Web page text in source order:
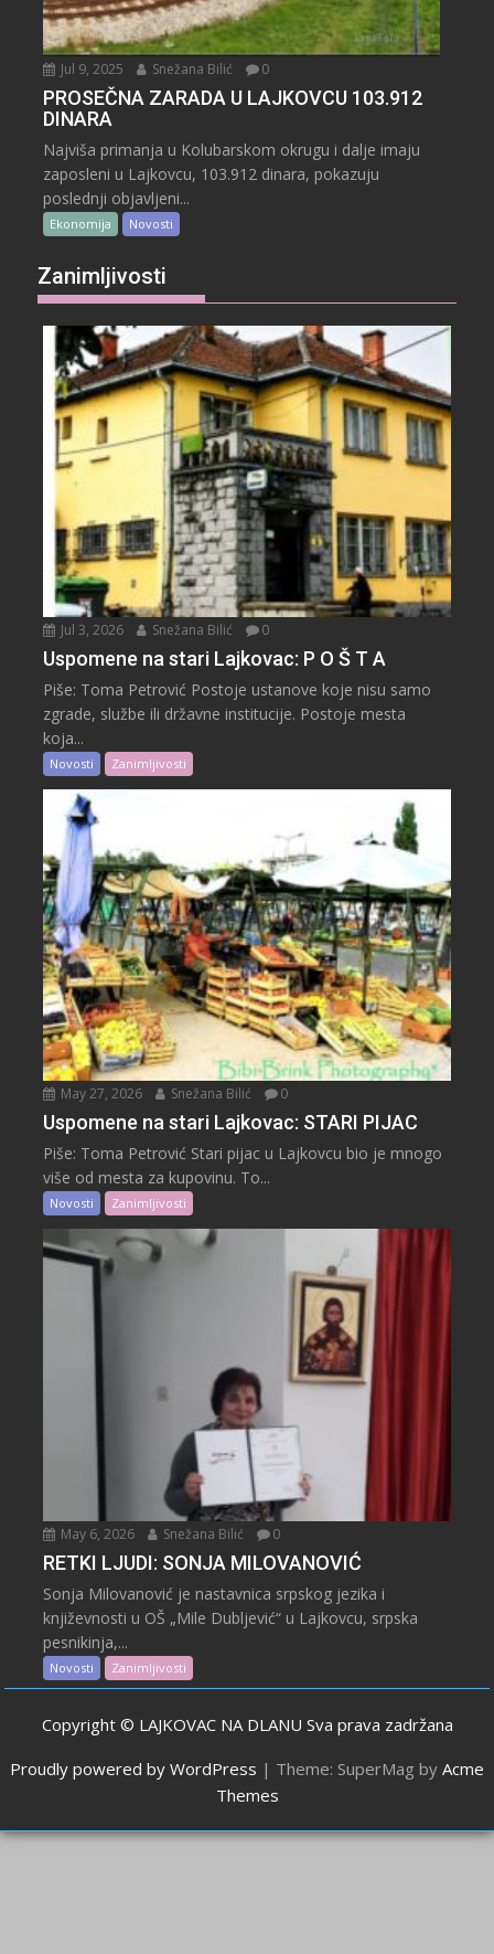
Jul 9, 2025 Snežana Bilić 0
PROSEČNA ZARADA U LAJKOVCU 103.912
DINARA
Najviša primanja u Kolubarskom okrugu i dalje imaju
zaposleni u Lajkovcu, 103.912 dinara, pokazuju
poslednji objavljeni...
Ekonomija Novosti
Zanimljivosti
Jul 3, 2026 Snežana Bilić 0
Uspomene na stari Lajkovac: P O Š T A
Piše: Toma Petrović Postoje ustanove koje nisu samo
zgrade, službe ili državne institucije. Postoje mesta
koja...
Novosti Zanimljivosti
May 27, 2026 Snežana Bilić 0
Uspomene na stari Lajkovac: STARI PIJAC
Piše: Toma Petrović Stari pijac u Lajkovcu bio je mnogo
više od mesta za kupovinu. To...
Novosti Zanimljivosti
May 6, 2026 Snežana Bilić 0
RETKI LJUDI: SONJA MILOVANOVIĆ
Sonja Milovanović je nastavnica srpskog jezika i
književnosti u OŠ „Mile Dubljević“ u Lajkovcu, srpska
pesnikinja,...
Novosti Zanimljivosti
Copyright © LAJKOVAC NA DLANU Sva prava zadržana
Proudly powered by WordPress | Theme: SuperMag by Acme
Themes